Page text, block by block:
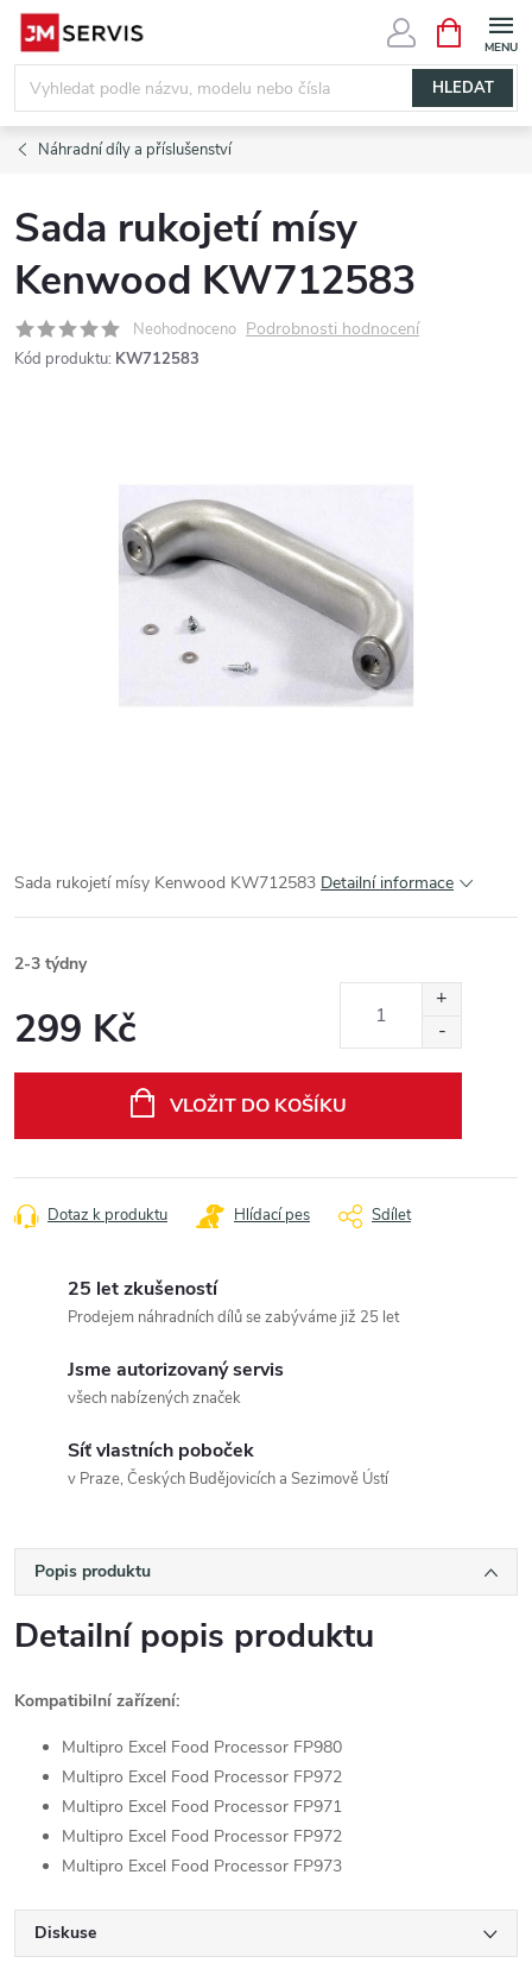
Přejít
obsah
HLEDAT
NÁKUPNÍ
KOŠÍK
Náhradní díly a příslušenství
Sada rukojetí mísy
Kenwood KW712583
Neohodnoceno Podrobnosti hodnocení
Kód produktu: KW712583
Sada rukojetí mísy Kenwood KW712583 Detailní informace
2-3 týdny
299 Kč
VLOŽIT DO KOŠÍKU
Dotaz k produktu Hlídací pes Sdílet
25 let zkušeností
Prodejem náhradních dílů se zabýváme již 25 let
Jsme autorizovaný servis
všech nabízených značek
Síť vlastních poboček
v Praze, Českých Budějovicích a Sezimově Ústí
Popis produktu
Detailní popis produktu
Kompatibilní zařízení:
Multipro Excel Food Processor FP980
Multipro Excel Food Processor FP972
Multipro Excel Food Processor FP971
Multipro Excel Food Processor FP972
Multipro Excel Food Processor FP973
Diskuse